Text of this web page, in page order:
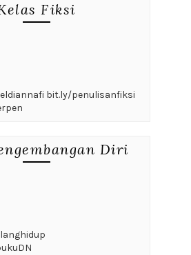
Fiksi
bit.ly/penulisanfiksi
Diri